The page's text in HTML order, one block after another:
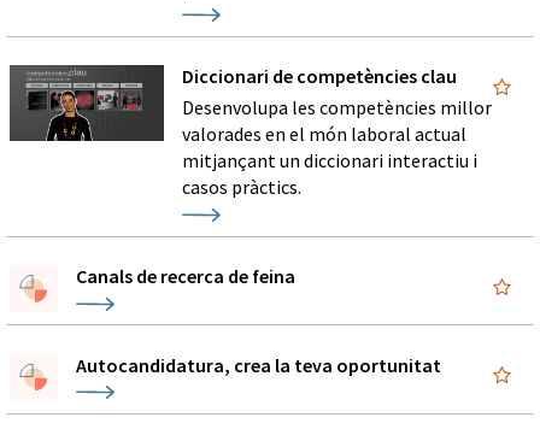
Diccionari de competències clau
Desenvolupa les competències millor
valorades en el món laboral actual
mitjançant un diccionari interactiu i
casos pràctics.
Canals de recerca de feina
Autocandidatura, crea la teva oportunitat